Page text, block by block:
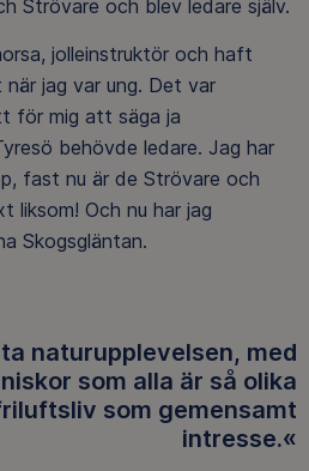
Strövare och blev ledare själv.
jolleinstruktör och haft
jag var ung. Det var
för mig att säga ja
behövde ledare. Jag har
fast nu är de Strövare och
liksom! Och nu har jag
Skogsgläntan.
naturupplevelsen, med
som alla är så olika
som gemensamt
intresse.«